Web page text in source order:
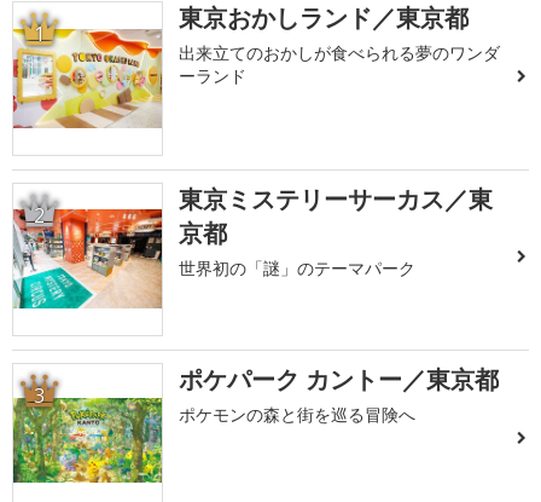
1 東京おかしランド／東京都
出来立てのおかしが食べられる夢のワンダ
ーランド
2
東京ミステリーサーカス／東
京都
世界初の「謎」のテーマパーク
3 ポケパーク カントー／東京都
ポケモンの森と街を巡る冒険へ